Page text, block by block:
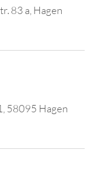
83 a, Hagen
58095 Hagen